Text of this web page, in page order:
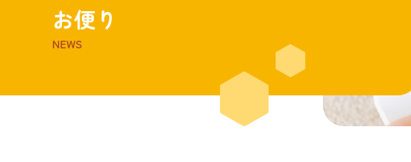
お便り
NEWS